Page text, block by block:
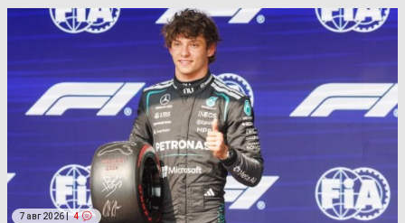
7 авг 2026 | 4